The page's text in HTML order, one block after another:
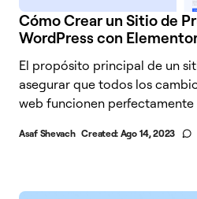
Cómo Crear un Sitio de
WordPress con
El propósito principal de un
asegurar que todos los
web funcionen perfectamente
Asaf Shevach Created: Ago 14, 2023